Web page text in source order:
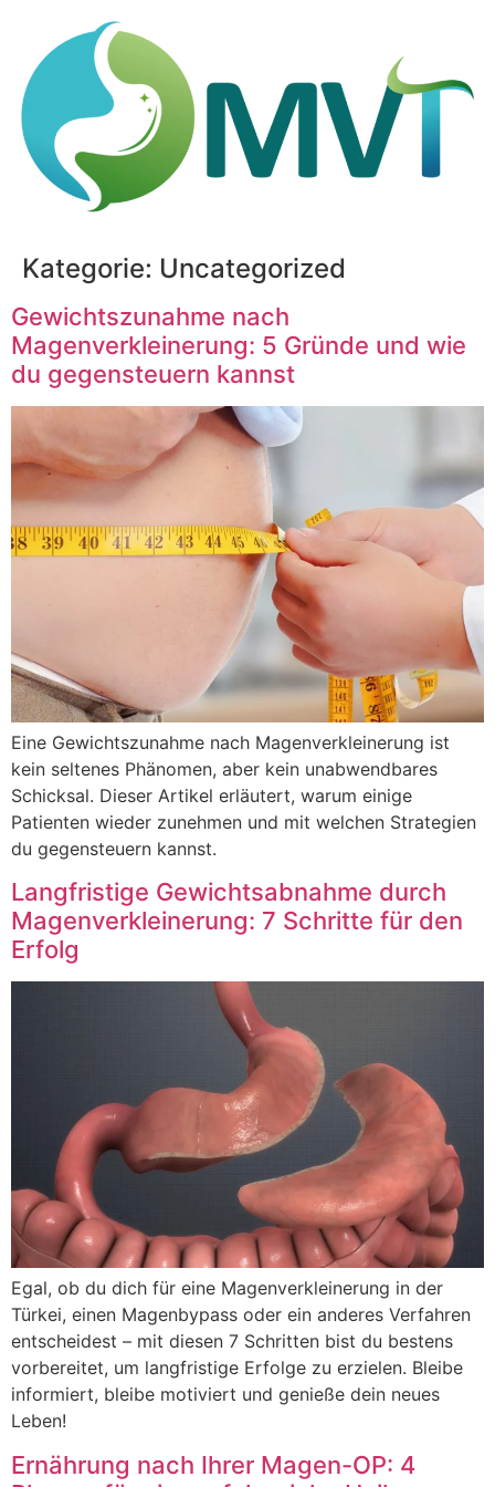
Kategorie: Uncategorized
Gewichtszunahme nach
Magenverkleinerung: 5 Gründe und wie
du gegensteuern kannst
Eine Gewichtszunahme nach Magenverkleinerung ist
kein seltenes Phänomen, aber kein unabwendbares
Schicksal. Dieser Artikel erläutert, warum einige
Patienten wieder zunehmen und mit welchen Strategien
du gegensteuern kannst.
Langfristige Gewichtsabnahme durch
Magenverkleinerung: 7 Schritte für den
Erfolg
Egal, ob du dich für eine Magenverkleinerung in der
Türkei, einen Magenbypass oder ein anderes Verfahren
entscheidest – mit diesen 7 Schritten bist du bestens
vorbereitet, um langfristige Erfolge zu erzielen. Bleibe
informiert, bleibe motiviert und genieße dein neues
Leben!
Ernährung nach Ihrer Magen-OP: 4